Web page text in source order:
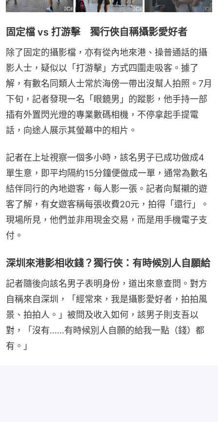
固定檔 vs 打游擊 獨行俠自稱攝影愛好者
除了固定的攝影檔，亦有從內地來港、操普通話的攝
影人士，疑似以「打游擊」方式四圍走吸客。據了
解，有數名同類人士常於海傍一帶出沒幫人拍照。7月
下旬，記者發現一名「眼鏡男」的蹤影，他手持一部
插有外置閃光燈的專業數碼相機，不停拿起手提電
話，向途人展示其螢幕中的相片。
記者在上址視察一個多小時，該名男子已成功做成4
單生意，即平均隔約15分鐘便做成一單，通常為數名
結伴同行的內地遊客，每人影一張。記者向幫襯的遊
客了解，有女遊客稱每張收費20元，拍得「還行」。
現場所見，他們並非用現金交易，而是用手機電子支
付。
深圳來港影相收錢？獨行俠：有時候別人自願給
記者隨後向該名男子表明身份，道出來意查問。對方
自稱來自深圳，「經常來，我是攝影愛好者，拍拍風
景、拍拍人。」被問及收入如何，該男子則支吾以
對，「沒有‥‥‥有時候別人自願的給我一點（錢）都
有。」